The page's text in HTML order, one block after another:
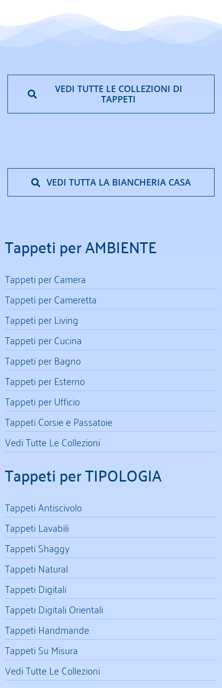
VEDI TUTTE LE COLLEZIONI DI
TAPPETI
VEDI TUTTA LA BIANCHERIA CASA
Tappeti per AMBIENTE
Tappeti per Camera
Tappeti per Cameretta
Tappeti per Living
Tappeti per Cucina
Tappeti per Bagno
Tappeti per Esterno
Tappeti per Ufficio
Tappeti Corsie e Passatoie
Vedi Tutte Le Collezioni
Tappeti per TIPOLOGIA
Tappeti Antiscivolo
Tappeti Lavabili
Tappeti Shaggy
Tappeti Natural
Tappeti Digitali
Tappeti Digitali Orientali
Tappeti Handmande
Tappeti Su Misura
Vedi Tutte Le Collezioni